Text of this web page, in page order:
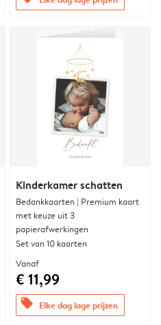
Kinderkamer schatten
Bedankkaarten | Premium kaart
met keuze uit 3
papierafwerkingen
Set van 10 kaarten
Vanaf
€ 11,99
offers Elke dag lage prijzen